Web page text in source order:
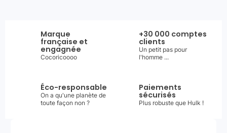
Marque
française et
engagnée
Cocoricoooo
+30 000 comptes
clients
Un petit pas pour
l'homme ...
Éco-responsable
On a qu'une planète de
toute façon non ?
Paiements
sécurisés
Plus robuste que Hulk !